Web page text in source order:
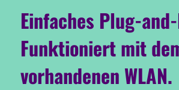
Einfaches Plug-
Funktioniert mit
vorhandenen WLAN.